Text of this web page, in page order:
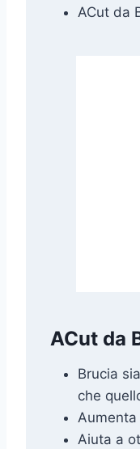
ACut da
ACut da
Brucia
che
Aiuta a